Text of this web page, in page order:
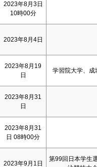
2023年8月3日
10時00分
2023年8月4日
2023年8月19
日
学習院大学、成
2023年8月31
日
2023年8月31
日 08時00分
2023年9月1日
第99回日本学生